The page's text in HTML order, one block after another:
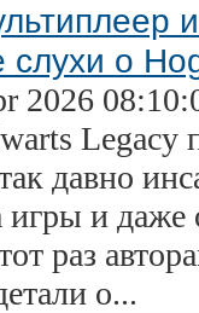
слухи о
2026
Legacy
давно
игры и
раз
о...